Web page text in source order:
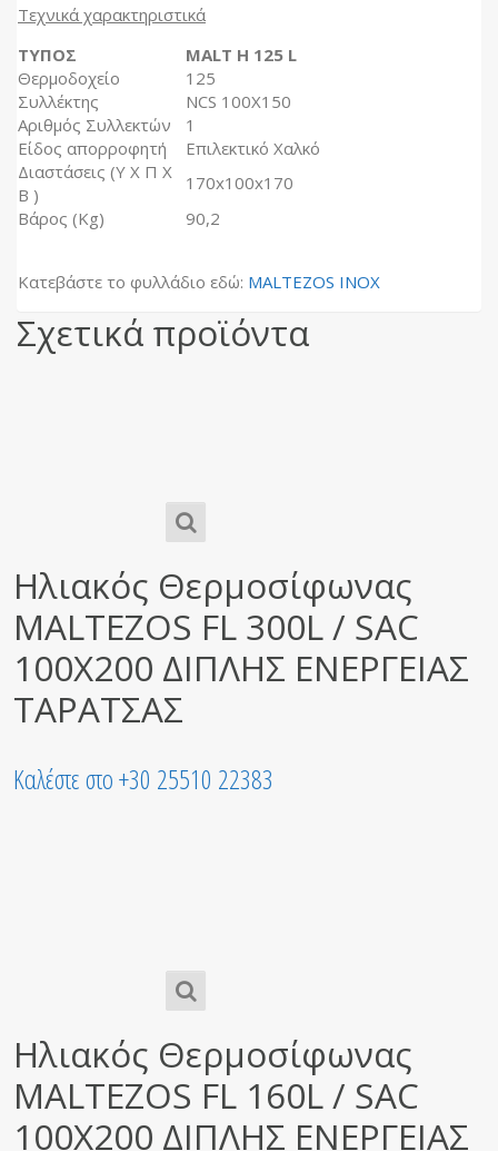
Τεχνικά χαρακτηριστικά
ΤΥΠΟΣ
MALT H 125 L
Θερµοδοχείο
125
Συλλέκτης
NCS 100X150
Αριθµός Συλλεκτών
1
Είδος απορροφητή
Επιλεκτικό Χαλκό
Διαστάσεις (Υ Χ Π Χ
Β )
170x100x170
Βάρος (Kg)
90,2
Κατεβάστε το φυλλάδιο εδώ: MALTEZOS INOX
Σχετικά προϊόντα
Ηλιακός Θερμοσίφωνας
MALTEZOS FL 300L / SAC
100X200 ΔΙΠΛΗΣ ΕΝΕΡΓΕΙΑΣ
ΤΑΡΑΤΣΑΣ
Καλέστε στο +30 25510 22383
Ηλιακός Θερμοσίφωνας
MALTEZOS FL 160L / SAC
100X200 ΔΙΠΛΗΣ ΕΝΕΡΓΕΙΑΣ